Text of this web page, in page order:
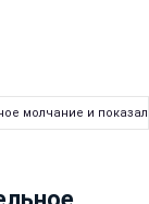
молчание и